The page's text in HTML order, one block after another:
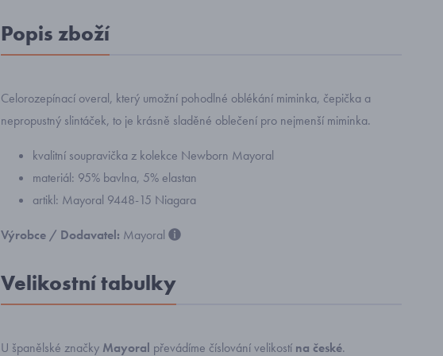
Popis zboží
Celorozepínací overal, který umožní pohodlné oblékání miminka, čepička a
nepropustný slintáček, to je krásně sladěné oblečení pro nejmenší miminka.
kvalitní soupravička z kolekce Newborn Mayoral
materiál: 95% bavlna, 5% elastan
artikl: Mayoral 9448-15 Niagara
Výrobce / Dodavatel: Mayoral
Velikostní tabulky
U španělské značky Mayoral převádíme číslování velikostí na české.